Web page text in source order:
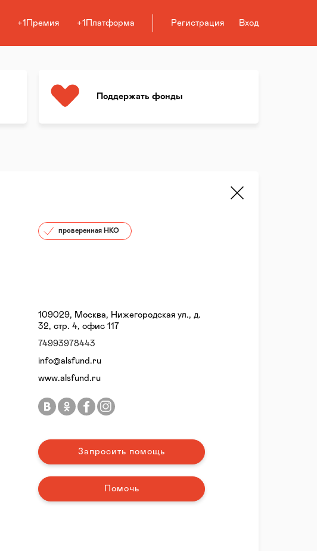
+1Премия +1Платформа Регистрация Вход
Поддержать фонды
проверенная НКО
109029, Москва, Нижегородская ул., д.
32, стр. 4, офис 117
74993978443
info@alsfund.ru
www.alsfund.ru
Запросить помощь
Помочь